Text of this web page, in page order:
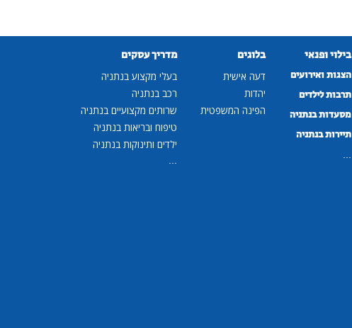
בילוי ופנאי
הצגות ואירועים
תרבות לילדים
מסעדות בנתניה
תיירות בנתניה
...
בלוגים
דעה אישית
יהדות
הפינה המשפטית
מדריך עסקים
בעלי מקצוע בנתניה
רכב בנתניה
שרותים מקצועיים בנתניה
טיפוח ובריאות בנתניה
ילדים ותינוקות בנתניה
...